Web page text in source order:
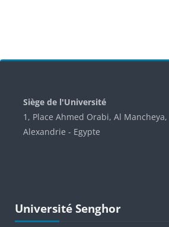
Siège de l'Université
1, Place Ahmed Orabi, Al Mancheya,
Alexandrie - Egypte
Université Senghor